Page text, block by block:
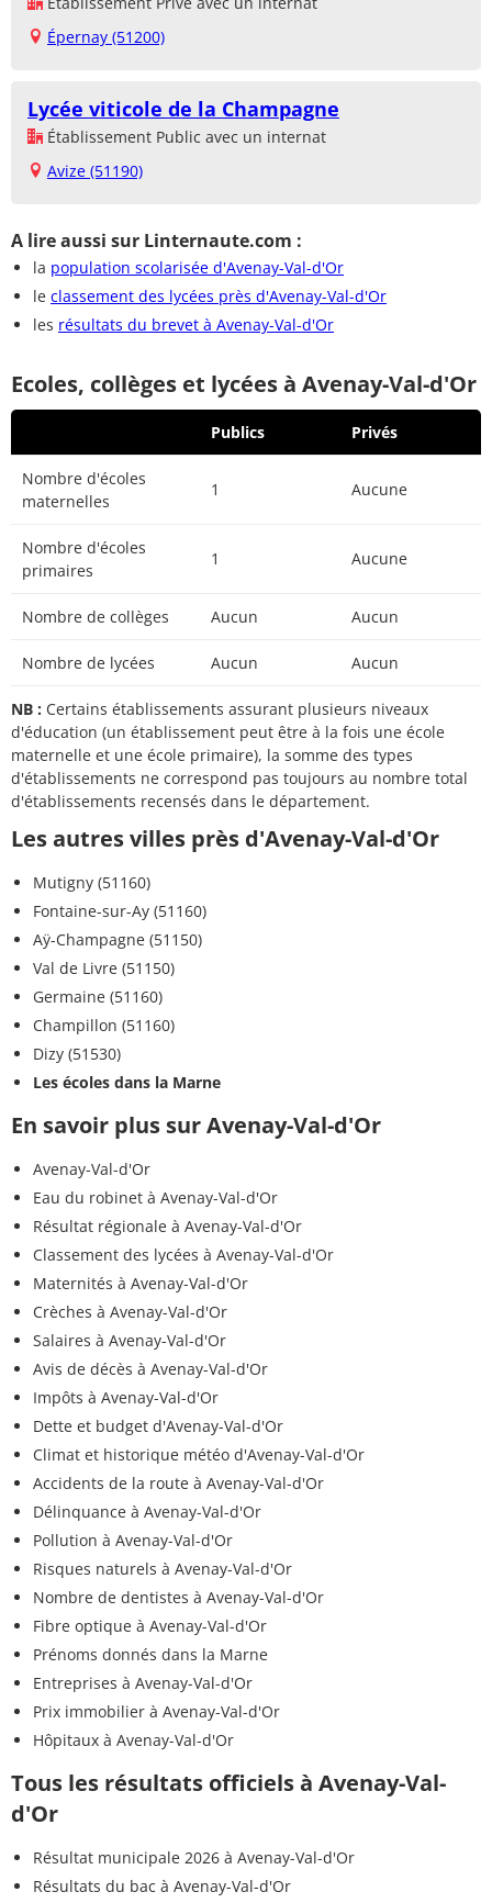
Épernay (51200)
Lycée viticole de la Champagne
Établissement Public avec un internat
Avize (51190)
A lire aussi sur Linternaute.com :
la population scolarisée d'Avenay-Val-d'Or
le classement des lycées près d'Avenay-Val-d'Or
les résultats du brevet à Avenay-Val-d'Or
Ecoles, collèges et lycées à Avenay-Val-d'Or
Publics Privés
Nombre d'écoles
maternelles
1 Aucune
Nombre d'écoles
primaires
1 Aucune
Nombre de collèges Aucun Aucun
Nombre de lycées Aucun Aucun
NB : Certains établissements assurant plusieurs niveaux
d'éducation (un établissement peut être à la fois une école
maternelle et une école primaire), la somme des types
d'établissements ne correspond pas toujours au nombre total
d'établissements recensés dans le département.
Les autres villes près d'Avenay-Val-d'Or
Mutigny (51160)
Fontaine-sur-Ay (51160)
Aÿ-Champagne (51150)
Val de Livre (51150)
Germaine (51160)
Champillon (51160)
Dizy (51530)
Les écoles dans la Marne
En savoir plus sur Avenay-Val-d'Or
Avenay-Val-d'Or
Eau du robinet à Avenay-Val-d'Or
Résultat régionale à Avenay-Val-d'Or
Classement des lycées à Avenay-Val-d'Or
Maternités à Avenay-Val-d'Or
Crèches à Avenay-Val-d'Or
Salaires à Avenay-Val-d'Or
Avis de décès à Avenay-Val-d'Or
Impôts à Avenay-Val-d'Or
Dette et budget d'Avenay-Val-d'Or
Climat et historique météo d'Avenay-Val-d'Or
Accidents de la route à Avenay-Val-d'Or
Délinquance à Avenay-Val-d'Or
Pollution à Avenay-Val-d'Or
Risques naturels à Avenay-Val-d'Or
Nombre de dentistes à Avenay-Val-d'Or
Fibre optique à Avenay-Val-d'Or
Prénoms donnés dans la Marne
Entreprises à Avenay-Val-d'Or
Prix immobilier à Avenay-Val-d'Or
Hôpitaux à Avenay-Val-d'Or
Tous les résultats officiels à Avenay-Val-
d'Or
Résultat municipale 2026 à Avenay-Val-d'Or
Résultats du bac à Avenay-Val-d'Or